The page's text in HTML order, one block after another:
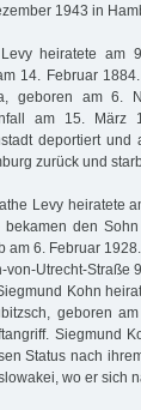
1943 in
heiratete am
14. Februar
geboren am 6.
am 15.
deportiert
zurück und
Levy heiratete
bekamen den
am 6. Februar
von-Utrecht-Straße
Kohn
geboren
Siegmund
Status nach
wo er sich